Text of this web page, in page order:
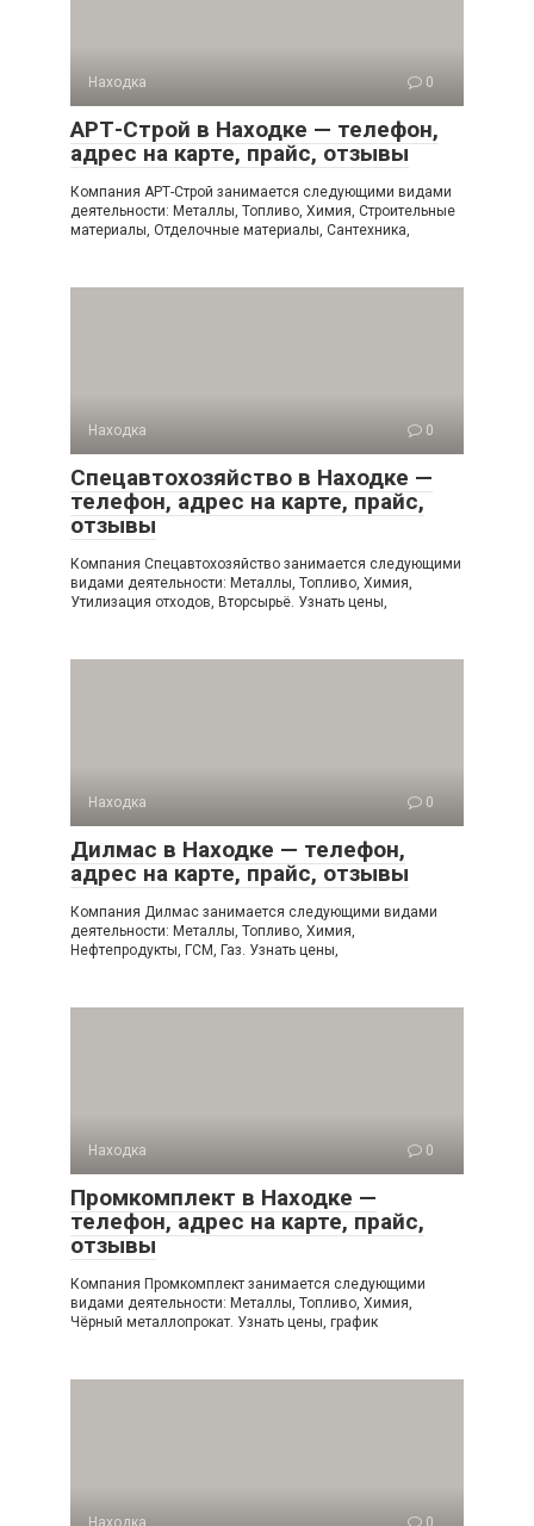
Находка 0
АРТ-Строй в Находке — телефон,
адрес на карте, прайс, отзывы
Компания АРТ-Строй занимается следующими видами
деятельности: Металлы, Топливо, Химия, Строительные
материалы, Отделочные материалы, Сантехника,
Находка 0
Спецавтохозяйство в Находке —
телефон, адрес на карте, прайс,
отзывы
Компания Спецавтохозяйство занимается следующими
видами деятельности: Металлы, Топливо, Химия,
Утилизация отходов, Вторсырьё. Узнать цены,
Находка 0
Дилмас в Находке — телефон,
адрес на карте, прайс, отзывы
Компания Дилмас занимается следующими видами
деятельности: Металлы, Топливо, Химия,
Нефтепродукты, ГСМ, Газ. Узнать цены,
Находка 0
Промкомплект в Находке —
телефон, адрес на карте, прайс,
отзывы
Компания Промкомплект занимается следующими
видами деятельности: Металлы, Топливо, Химия,
Чёрный металлопрокат. Узнать цены, график
Находка 0